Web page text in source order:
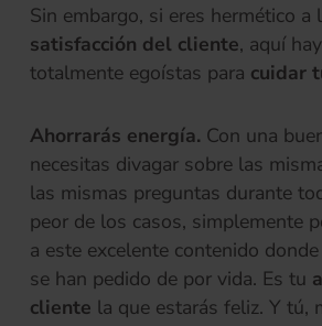
Sin embargo, si eres hermético a
satisfacción del cliente, aquí
totalmente egoístas para cuidar
Ahorrarás energía. Con una
necesitas divagar sobre las
las mismas preguntas durante
peor de los casos, simplemente
a este excelente contenido
se han pedido de por vida. Es tu
cliente la que estarás feliz. Y tú,